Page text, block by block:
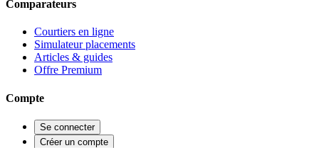
Comparateurs
Courtiers en ligne
Simulateur placements
Articles & guides
Offre Premium
Compte
Se connecter
Créer un compte